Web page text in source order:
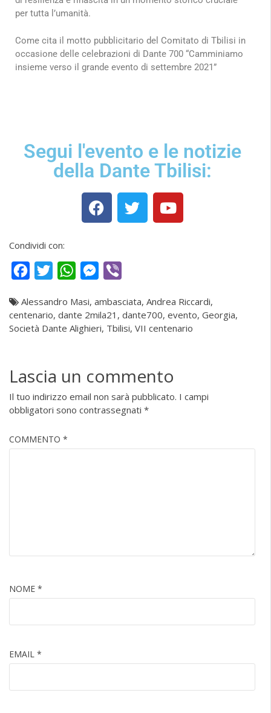
per tutta l’umanità.
Come cita il motto pubblicitario del Comitato di Tbilisi in
occasione delle celebrazioni di Dante 700 “Camminiamo
insieme verso il grande evento di settembre 2021”
Segui l'evento e le notizie
della Dante Tbilisi:
Condividi con:
FacebookTwitterWhatsAppMessenger
Alessandro Masi, ambasciata, Andrea Riccardi,
centenario, dante 2mila21 , dante700, evento, Georgia,
Società Dante Alighieri, Tbilisi, VII centenario
Lascia un commento
Il tuo indirizzo email non sarà pubblicato. I campi
obbligatori sono contrassegnati *
COMMENTO *
NOME *
EMAIL *